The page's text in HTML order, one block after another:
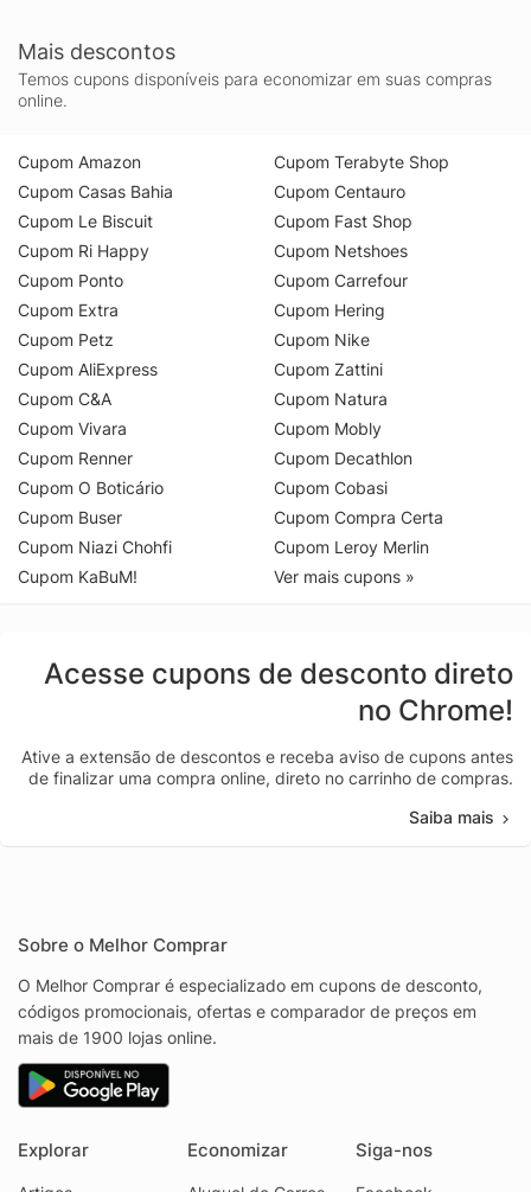
Mais descontos
Temos cupons disponíveis para economizar em suas compras
online.
Cupom Amazon
Cupom Casas Bahia
Cupom Le Biscuit
Cupom Ri Happy
Cupom Ponto
Cupom Extra
Cupom Petz
Cupom AliExpress
Cupom C&A
Cupom Vivara
Cupom Renner
Cupom O Boticário
Cupom Buser
Cupom Niazi Chohfi
Cupom KaBuM!
Cupom Terabyte Shop
Cupom Centauro
Cupom Fast Shop
Cupom Netshoes
Cupom Carrefour
Cupom Hering
Cupom Nike
Cupom Zattini
Cupom Natura
Cupom Mobly
Cupom Decathlon
Cupom Cobasi
Cupom Compra Certa
Cupom Leroy Merlin
Ver mais cupons »
Acesse cupons de desconto direto
no Chrome!
Ative a extensão de descontos e receba aviso de cupons antes
de finalizar uma compra online, direto no carrinho de compras.
Saiba mais
Sobre o Melhor Comprar
O Melhor Comprar é especializado em cupons de desconto,
códigos promocionais, ofertas e comparador de preços em
mais de 1900 lojas online.
Explorar Economizar Siga-nos